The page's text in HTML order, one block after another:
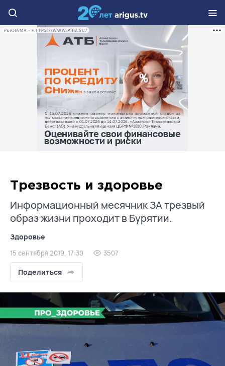
РЕКЛАМА • HTTPS://WWW.ATB.SU/
Трезвость и здоровье
Информационный месячник ЗА трезвый
образ жизни проходит в Бурятии.
Здоровье
15 сентября 2019, 17:30 3507
Поделиться